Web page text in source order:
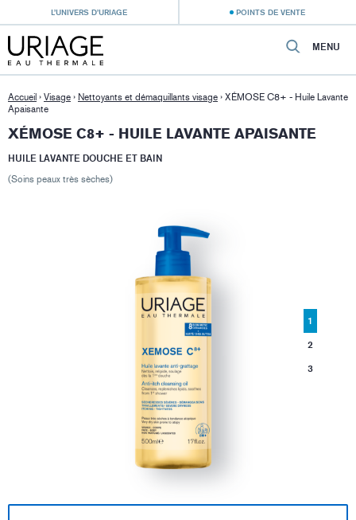
L’UNIVERS D’URIAGE POINTS DE VENTE
MENU
Accueil › Visage › Nettoyants et démaquillants visage › XÉMOSE C8+ - Huile Lavante
Apaisante
XÉMOSE C8+ - HUILE LAVANTE APAISANTE
HUILE LAVANTE DOUCHE ET BAIN
(Soins peaux très sèches)
1
2
3